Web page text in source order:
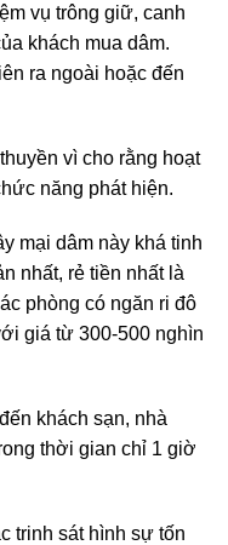
vụ trông giữ, canh
khách mua dâm.
ra ngoài hoặc đến
vì cho rằng hoạt
năng phát hiện.
mại dâm này khá tinh
nhất, rẻ tiền nhất là
phòng có ngăn ri đô
giá từ 300-500 nghìn
khách sạn, nhà
thời gian chỉ 1 giờ
trinh sát hình sự tốn